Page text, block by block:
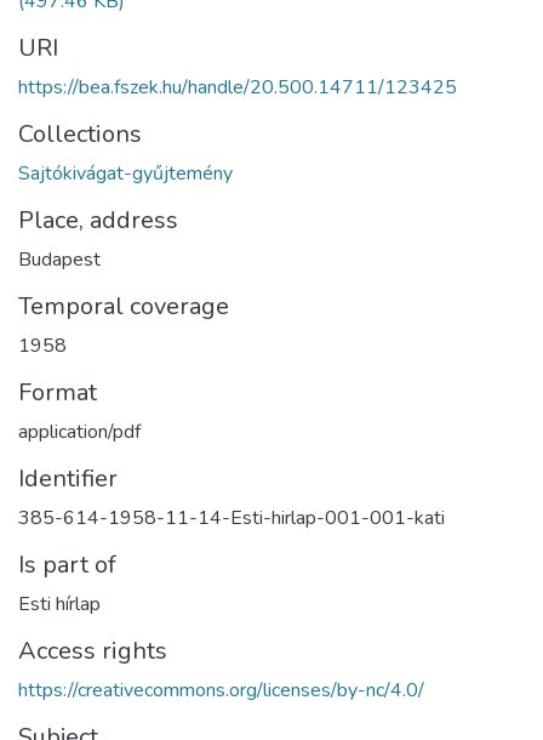
URI
https://bea.fszek.hu/handle/20.500.14711/123425
Collections
Sajtókivágat-gyűjtemény
Place, address
Budapest
Temporal coverage
1958
Format
application/pdf
Identifier
385-614-1958-11-14-Esti-hirlap-001-001-kati
Is part of
Esti hírlap
Access rights
https://creativecommons.org/licenses/by-nc/4.0/